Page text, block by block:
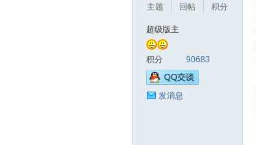
主题
回帖
积分
超级版主
积分 90683
发消息